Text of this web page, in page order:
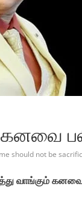
should not be
வாங்கும் கனவை